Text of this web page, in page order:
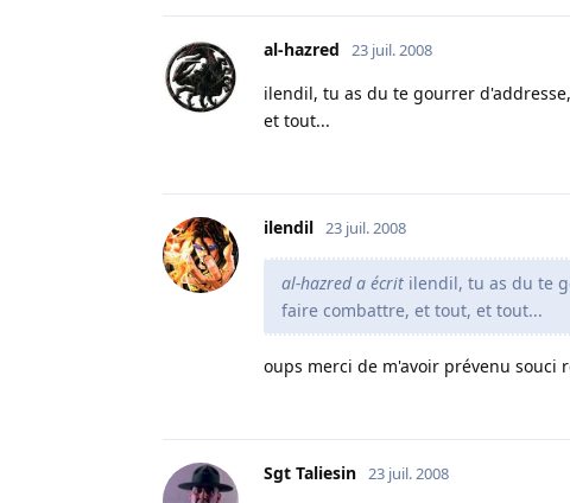
al-hazred 23 juil. 2008
ilendil, tu as du te gourrer
et tout...
ilendil 23 juil. 2008
al-hazred a écrit ilendil, tu as du te
faire combattre, et tout, et tout...
oups merci de m'avoir prévenu souci
Sgt Taliesin 23 juil. 2008